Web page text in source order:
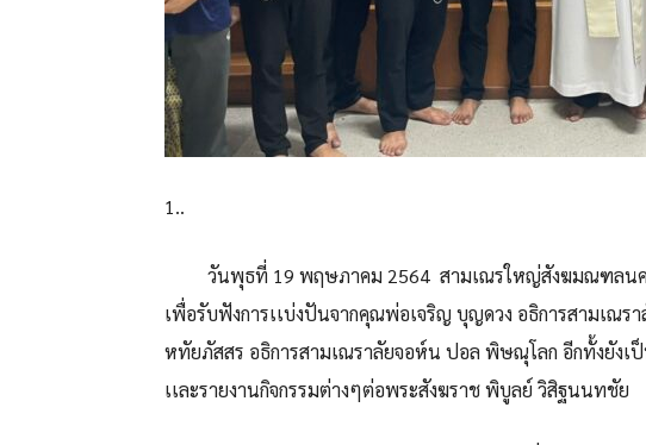
1..
วันพุธที่ 19 พฤษภาคม 2564 สามเณรใหญ่สังฆมณฑลนคร
เพื่อรับฟังการเเบ่งปันจากคุณพ่อเจริญ บุญดวง อธิการสามเณร
หทัยภัสสร อธิการสามเณราลัยจอห์น ปอล พิษณุโลก อีกทั้งยังเ
เเละรายงานกิจกรรมต่างๆต่อพระสังฆราช พิบูลย์ วิสิฐนนทชัย